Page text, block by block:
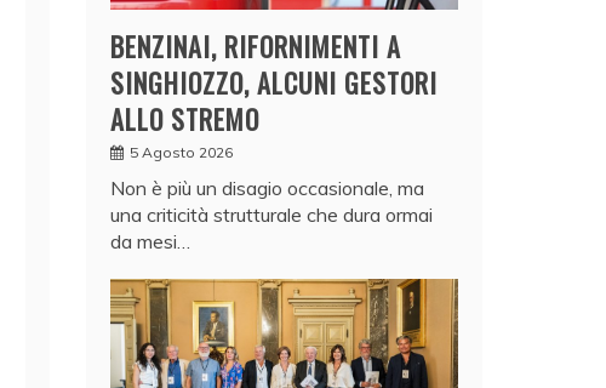
BENZINAI, RIFORNIMENTI A
SINGHIOZZO, ALCUNI GESTORI
ALLO STREMO
5 Agosto 2026
Non è più un disagio occasionale, ma
una criticità strutturale che dura ormai
da mesi…